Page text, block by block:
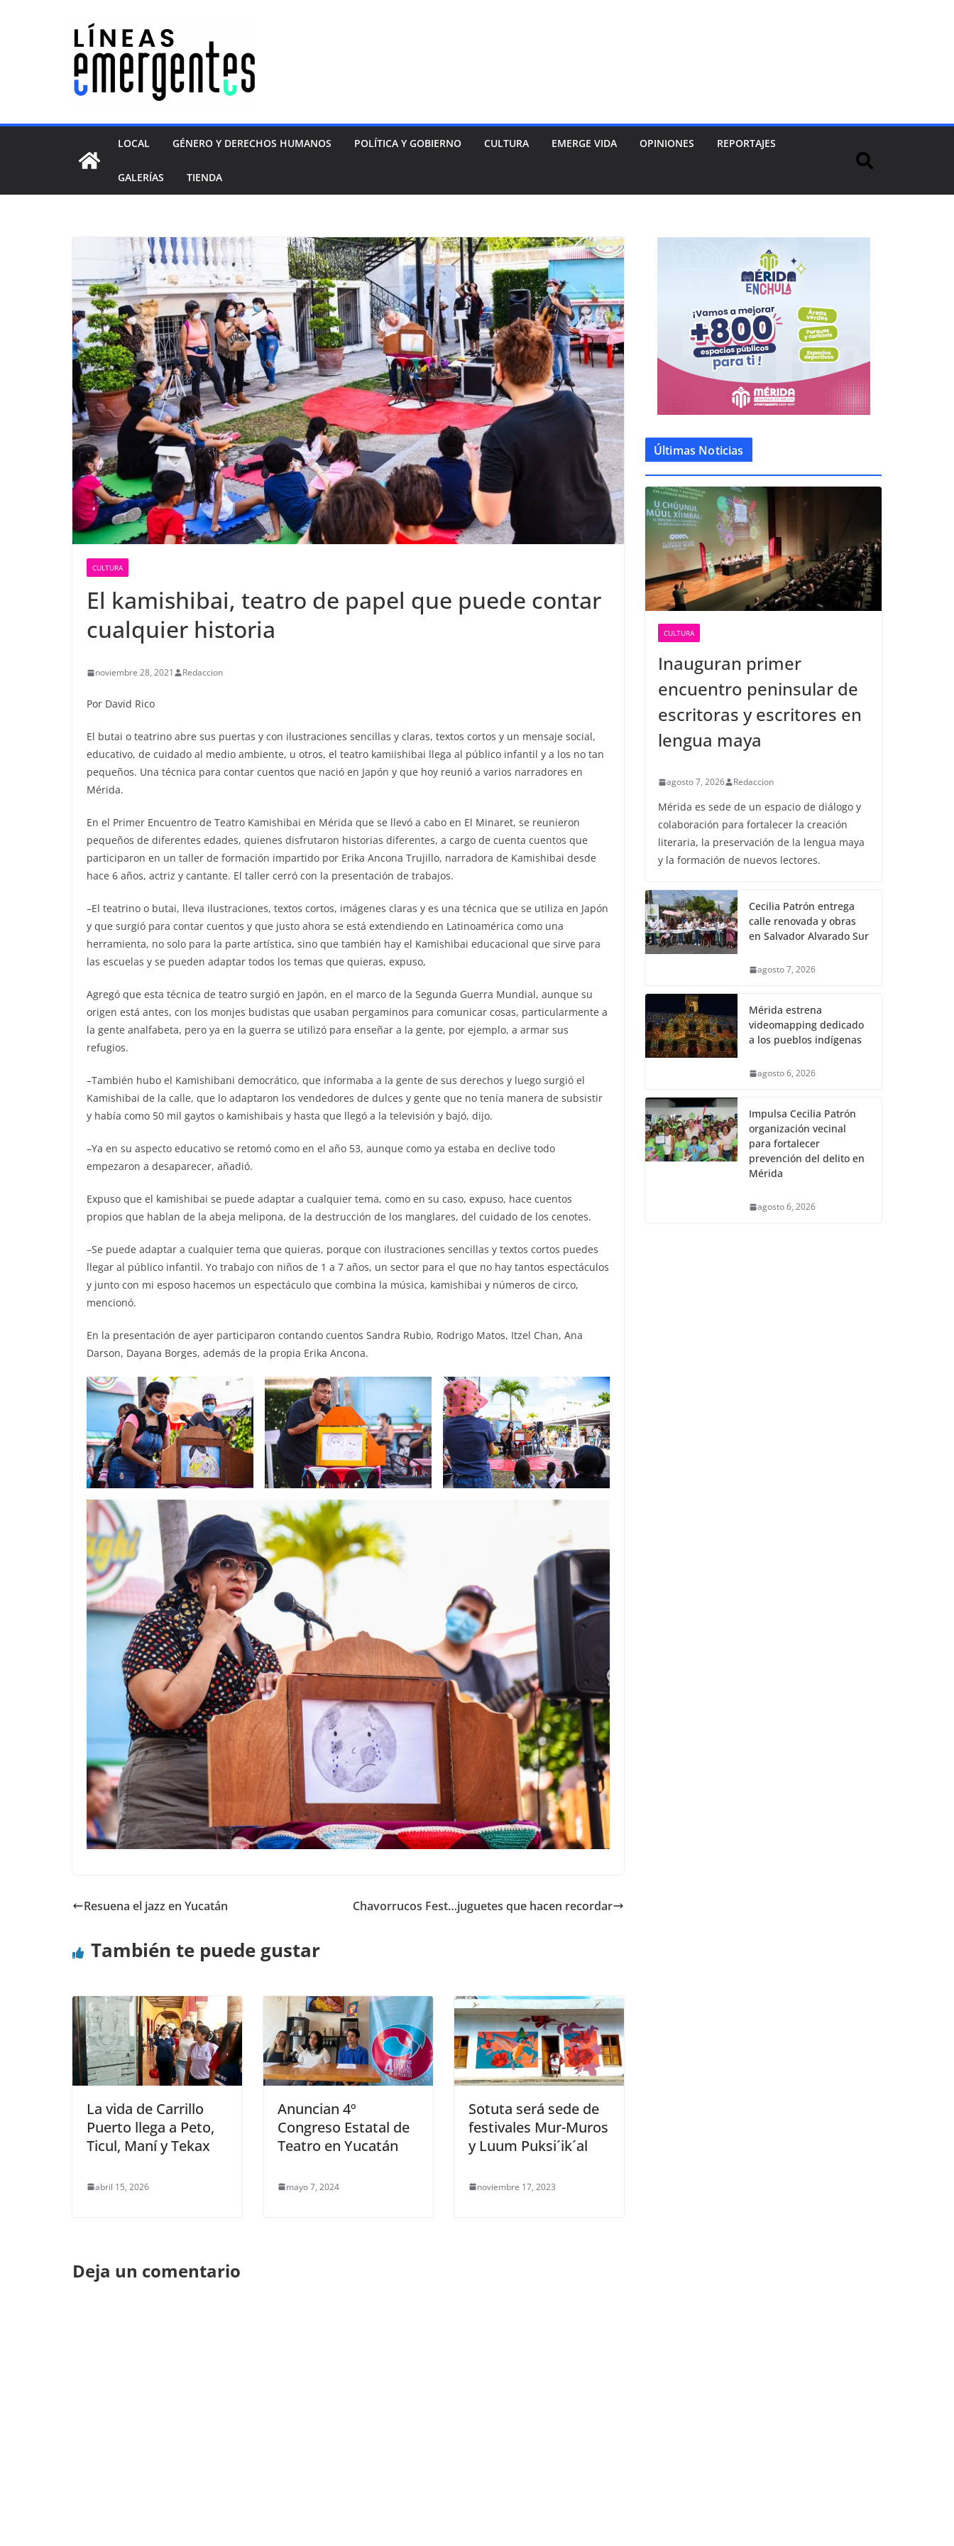
LOCAL GÉNERO Y DERECHOS HUMANOS POLÍTICA Y GOBIERNO CULTURA EMERGE VIDA OPINIONES REPORTAJES
GALERÍAS TIENDA
CULTURA
El kamishibai, teatro de papel que puede contar
cualquier historia
noviembre 28, 2021 Redaccion
Por David Rico
El butai o teatrino abre sus puertas y con ilustraciones sencillas y claras, textos cortos y un mensaje social,
educativo, de cuidado al medio ambiente, u otros, el teatro kamiishibai llega al público infantil y a los no tan
pequeños. Una técnica para contar cuentos que nació en Japón y que hoy reunió a varios narradores en
Mérida.
En el Primer Encuentro de Teatro Kamishibai en Mérida que se llevó a cabo en El Minaret, se reunieron
pequeños de diferentes edades, quienes disfrutaron historias diferentes, a cargo de cuenta cuentos que
participaron en un taller de formación impartido por Erika Ancona Trujillo, narradora de Kamishibai desde
hace 6 años, actriz y cantante. El taller cerró con la presentación de trabajos.
–El teatrino o butai, lleva ilustraciones, textos cortos, imágenes claras y es una técnica que se utiliza en Japón
y que surgió para contar cuentos y que justo ahora se está extendiendo en Latinoamérica como una
herramienta, no solo para la parte artística, sino que también hay el Kamishibai educacional que sirve para
las escuelas y se pueden adaptar todos los temas que quieras, expuso,
Agregó que esta técnica de teatro surgió en Japón, en el marco de la Segunda Guerra Mundial, aunque su
origen está antes, con los monjes budistas que usaban pergaminos para comunicar cosas, particularmente a
la gente analfabeta, pero ya en la guerra se utilizó para enseñar a la gente, por ejemplo, a armar sus
refugios.
–También hubo el Kamishibani democrático, que informaba a la gente de sus derechos y luego surgió el
Kamishibai de la calle, que lo adaptaron los vendedores de dulces y gente que no tenía manera de subsistir
y había como 50 mil gaytos o kamishibais y hasta que llegó a la televisión y bajó, dijo.
–Ya en su aspecto educativo se retomó como en el año 53, aunque como ya estaba en declive todo
empezaron a desaparecer, añadió.
Expuso que el kamishibai se puede adaptar a cualquier tema, como en su caso, expuso, hace cuentos
propios que hablan de la abeja melipona, de la destrucción de los manglares, del cuidado de los cenotes.
–Se puede adaptar a cualquier tema que quieras, porque con ilustraciones sencillas y textos cortos puedes
llegar al público infantil. Yo trabajo con niños de 1 a 7 años, un sector para el que no hay tantos espectáculos
y junto con mi esposo hacemos un espectáculo que combina la música, kamishibai y números de circo,
mencionó.
En la presentación de ayer participaron contando cuentos Sandra Rubio, Rodrigo Matos, Itzel Chan, Ana
Darson, Dayana Borges, además de la propia Erika Ancona.
Resuena el jazz en Yucatán Chavorrucos Fest…juguetes que hacen recordar
También te puede gustar
La vida de Carrillo
Puerto llega a Peto,
Ticul, Maní y Tekax
abril 15, 2026
Anuncian 4º
Congreso Estatal de
Teatro en Yucatán
mayo 7, 2024
Sotuta será sede de
festivales Mur-Muros
y Luum Puksi´ik´al
noviembre 17, 2023
Deja un comentario
Últimas Noticias
CULTURA
Inauguran primer
encuentro peninsular de
escritoras y escritores en
lengua maya
agosto 7, 2026 Redaccion
Mérida es sede de un espacio de diálogo y
colaboración para fortalecer la creación
literaria, la preservación de la lengua maya
y la formación de nuevos lectores.
Cecilia Patrón entrega
calle renovada y obras
en Salvador Alvarado Sur
agosto 7, 2026
Mérida estrena
videomapping dedicado
a los pueblos indígenas
agosto 6, 2026
Impulsa Cecilia Patrón
organización vecinal
para fortalecer
prevención del delito en
Mérida
agosto 6, 2026